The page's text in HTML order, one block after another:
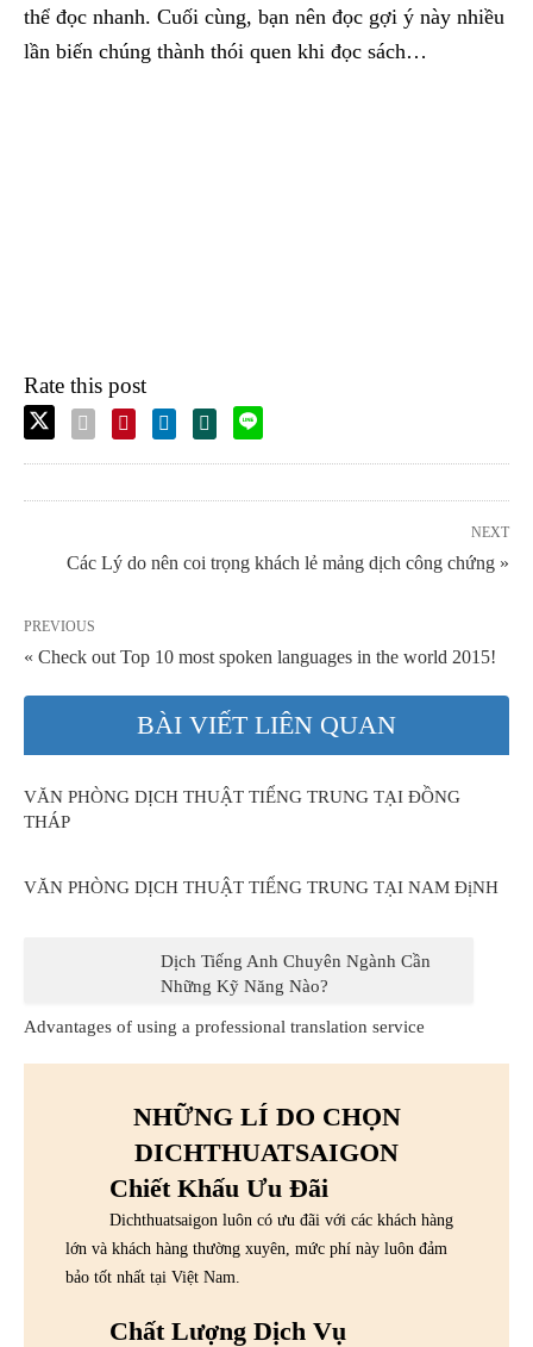
thể đọc nhanh. Cuối cùng, bạn nên đọc gợi ý này nhiều
lần biến chúng thành thói quen khi đọc sách…
Rate this post
NEXT
Các Lý do nên coi trọng khách lẻ mảng dịch công chứng »
PREVIOUS
« Check out Top 10 most spoken languages in the world 2015!
BÀI VIẾT LIÊN QUAN
VĂN PHÒNG DỊCH THUẬT TIẾNG TRUNG TẠI ĐỒNG
THÁP
VĂN PHÒNG DỊCH THUẬT TIẾNG TRUNG TẠI NAM ĐịNH
Dịch Tiếng Anh Chuyên Ngành Cần
Những Kỹ Năng Nào?
Advantages of using a professional translation service
NHỮNG LÍ DO CHỌN
DICHTHUATSAIGON
Chiết Khấu Ưu Đãi
Dichthuatsaigon luôn có ưu đãi với các khách hàng
lớn và khách hàng thường xuyên, mức phí này luôn đảm
bảo tốt nhất tại Việt Nam.
Chất Lượng Dịch Vụ